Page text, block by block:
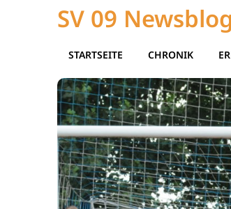
SV 09
STARTSEITE CHRONIK